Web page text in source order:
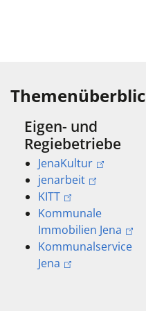
Eigen- und
Regiebetriebe
JenaKultur
jenarbeit
KITT
Kommunale
Immobilien Jena
Kommunalservice
Jena